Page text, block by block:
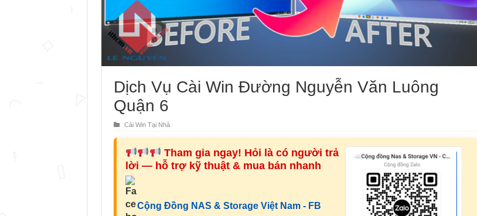
Dịch Vụ Cài Win Đường Nguyễn Văn Luông
Quận 6
Cài Win Tại Nhà
Tham gia ngay! Hỏi là có người trả
lời — hỗ trợ kỹ thuật & mua bán nhanh
Cộng Đồng NAS & Storage Việt Nam - FB